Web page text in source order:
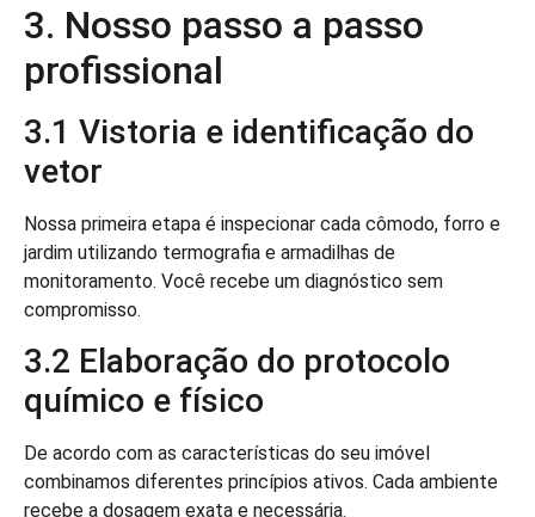
3. Nosso passo a passo
profissional
3.1 Vistoria e identificação do
vetor
Nossa primeira etapa é inspecionar cada cômodo, forro e
jardim utilizando termografia e armadilhas de
monitoramento. Você recebe um diagnóstico sem
compromisso.
3.2 Elaboração do protocolo
químico e físico
De acordo com as características do seu imóvel
combinamos diferentes princípios ativos. Cada ambiente
recebe a dosagem exata e necessária.